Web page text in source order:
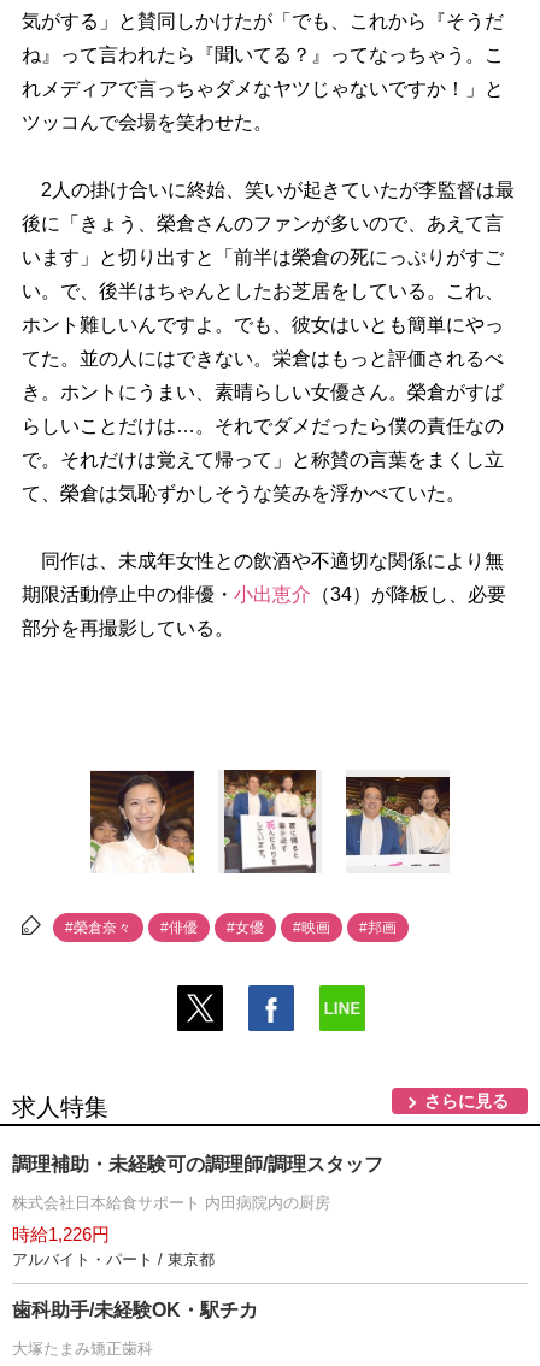
気がする」と賛同しかけたが「でも、これから『そうだ
ね』って言われたら『聞いてる？』ってなっちゃう。こ
れメディアで言っちゃダメなヤツじゃないですか！」と
ツッコんで会場を笑わせた。
2人の掛け合いに終始、笑いが起きていたが李監督は最
後に「きょう、榮倉さんのファンが多いので、あえて言
います」と切り出すと「前半は榮倉の死にっぷりがすご
い。で、後半はちゃんとしたお芝居をしている。これ、
ホント難しいんですよ。でも、彼女はいとも簡単にやっ
てた。並の人にはできない。栄倉はもっと評価されるべ
き。ホントにうまい、素晴らしい女優さん。榮倉がすば
らしいことだけは…。それでダメだったら僕の責任なの
で。それだけは覚えて帰って」と称賛の言葉をまくし立
て、榮倉は気恥ずかしそうな笑みを浮かべていた。
同作は、未成年女性との飲酒や不適切な関係により無
期限活動停止中の俳優・ 小出恵介 （34）が降板し、必要
部分を再撮影している。
#榮倉奈々 #俳優 #女優 #映画 #邦画
求人特集 さらに見る
調理補助・未経験可の調理師/調理スタッフ
株式会社日本給食サポート 内田病院内の厨房
時給1,226円
アルバイト・パート / 東京都
歯科助手/未経験OK・駅チカ
大塚たまみ矯正歯科